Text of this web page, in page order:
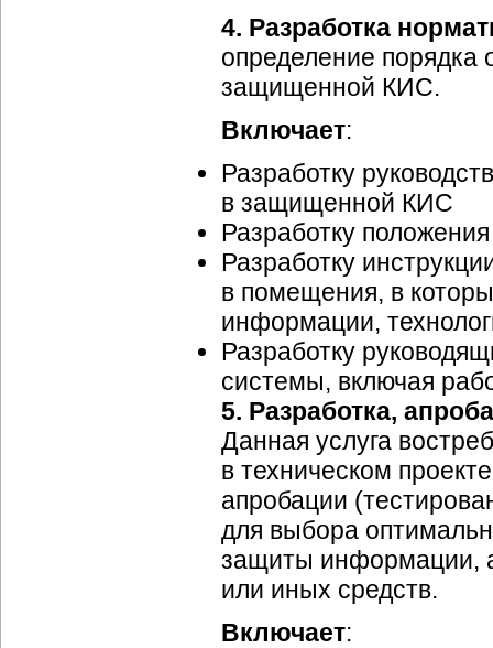
4. Разработка
определение порядка
защищенной КИС.
Включает:
Разработку
в защищенной КИС
Разработку
Разработку
в помещения, в
информации,
Разработку
системы, включая
5. Разработка,
Данная услуга
в техническом
апробации
для выбора
защиты информации,
или иных средств.
Включает: